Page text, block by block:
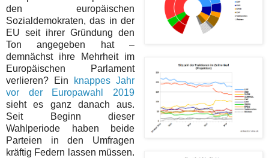
den europäischen
Sozialdemokraten, das in der
EU seit ihrer Gründung den
Ton angegeben hat –
demnächst ihre Mehrheit im
Europäischen Parlament
verlieren? Ein
knappes Jahr
vor der Europawahl 2019
sieht es ganz danach aus.
Seit Beginn dieser
Wahlperiode haben beide
Parteien in den Umfragen
kräftig Federn lassen müssen.